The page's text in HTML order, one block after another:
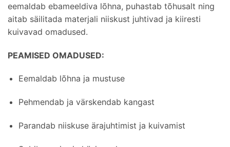
eemaldab ebameeldiva lõhna, puhastab tõhusalt ning
aitab säilitada materjali niiskust juhtivad ja kiiresti
kuivavad omadused.
PEAMISED OMADUSED:
Eemaldab lõhna ja mustuse
Pehmendab ja värskendab kangast
Parandab niiskuse ärajuhtimist ja kuivamist